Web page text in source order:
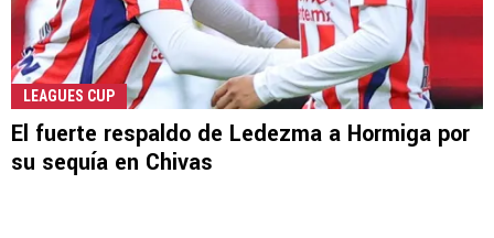
LEAGUES CUP
El fuerte respaldo de Ledezma a Hormiga por
su sequía en Chivas